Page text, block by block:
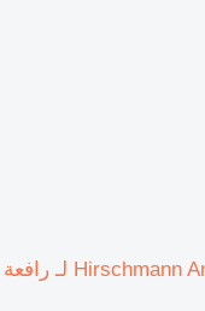
أداة الاستشعار (مجس) Hirschmann Angle transducer لـ رافعة